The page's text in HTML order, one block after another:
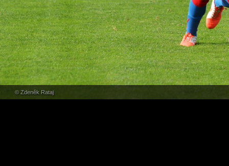
© Zdeněk Rataj